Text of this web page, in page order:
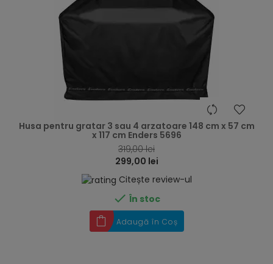
Husa pentru gratar 3 sau 4 arzatoare 148 cm x 57 cm
x 117 cm Enders 5696
319,00 lei
299,00 lei
Citește review-ul
 În stoc
Adaugă în Coș